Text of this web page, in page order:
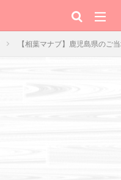
【相葉マナブ】鹿児島県のご